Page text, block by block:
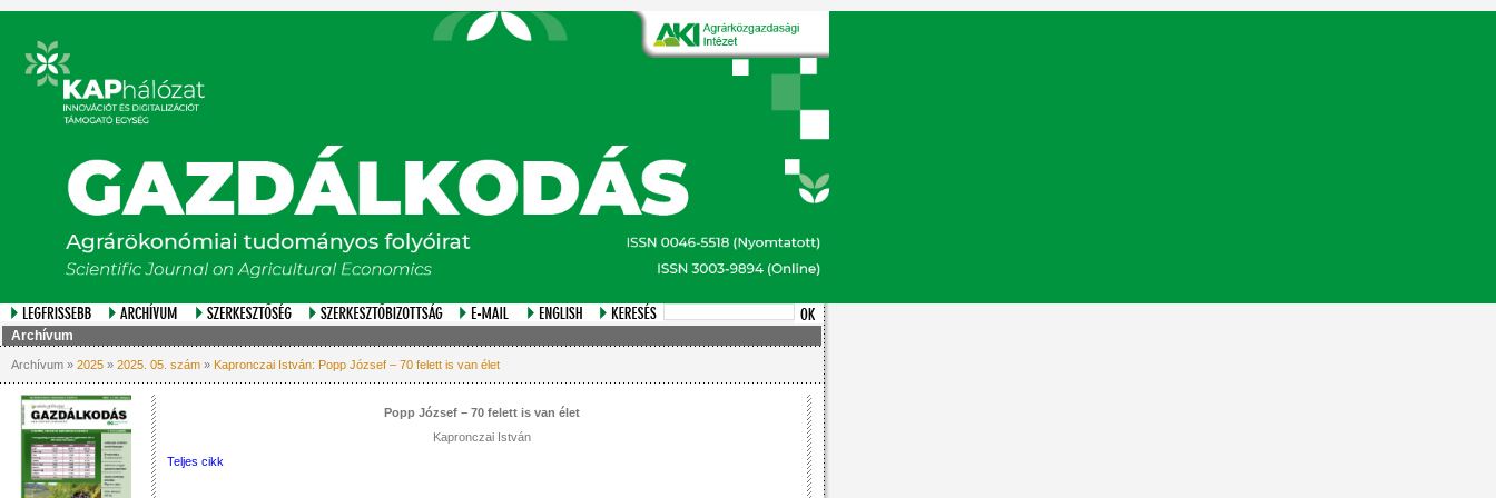
Archívum
Archívum » 2025 » 2025. 05. szám » Kapronczai István: Popp József – 70 felett is van élet
Popp József – 70 felett is van élet
Kapronczai István
Teljes cikk